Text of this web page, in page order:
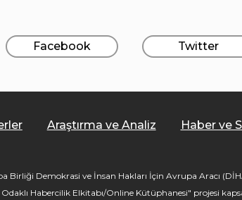
Facebook Twitter
Araştırma ve Analiz Haber ve
Demokrasi ve İnsan Hakları İçin Avrupa Aracı
Habercilik Elkitabı/Online Kütüphanesi" projesi